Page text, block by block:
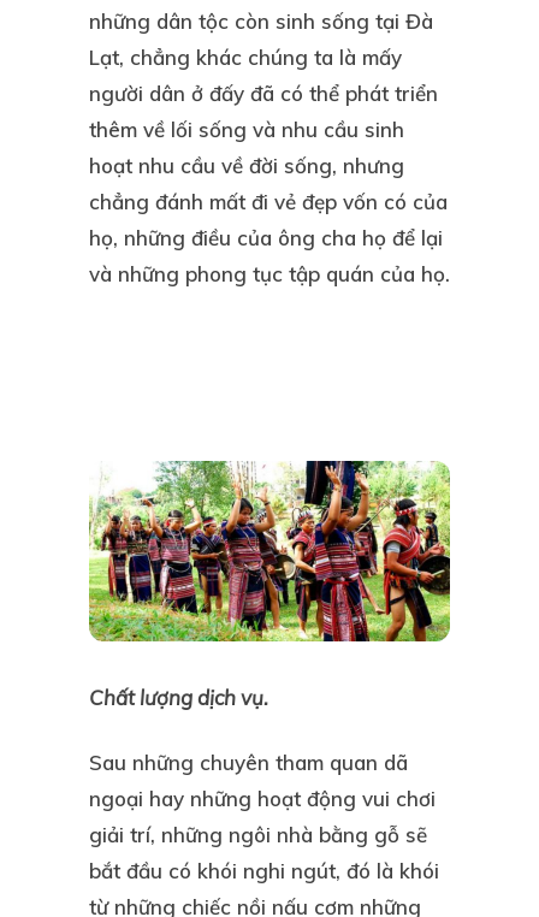
những dân tộc còn sinh sống tại Đà
Lạt, chẳng khác chúng ta là mấy
người dân ở đấy đã có thể phát triển
thêm về lối sống và nhu cầu sinh
hoạt nhu cầu về đời sống, nhưng
chẳng đánh mất đi vẻ đẹp vốn có của
họ, những điều của ông cha họ để lại
và những phong tục tập quán của họ.
Chất lượng dịch vụ.
Sau những chuyên tham quan dã
ngoại hay những hoạt động vui chơi
giải trí, những ngôi nhà bằng gỗ sẽ
bắt đầu có khói nghi ngút, đó là khói
từ những chiếc nồi nấu cơm những